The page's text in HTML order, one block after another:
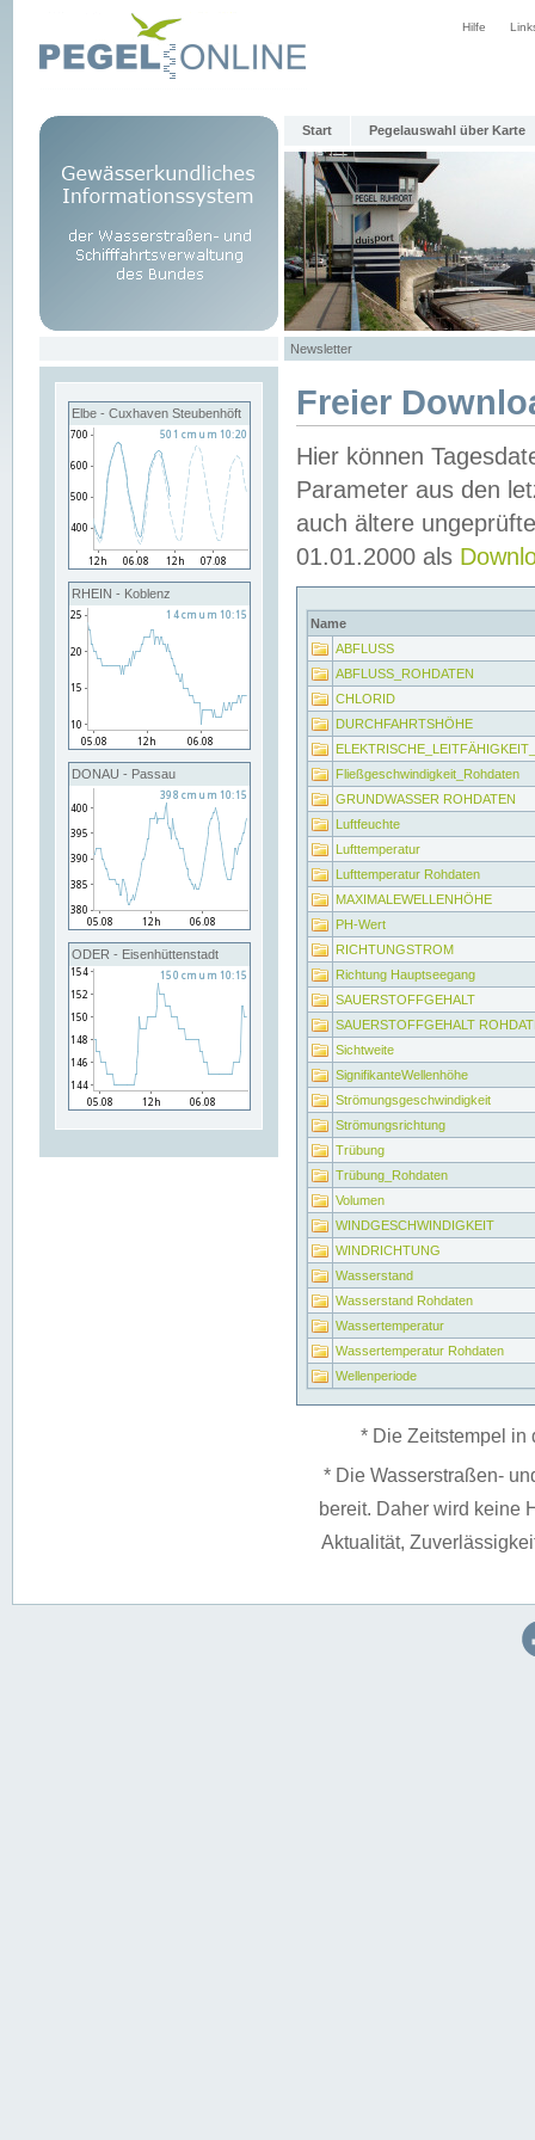
Hilfe
Start Pegelauswahl über Karte
Newsletter
Elbe - Cuxhaven Steubenhöft
RHEIN - Koblenz
DONAU - Passau
ODER - Eisenhüttenstadt
Freier
Hier können
Parameter aus den
auch ältere
01.01.2000 als
Name
ABFLUSS
ABFLUSS_ROHDATEN
CHLORID
DURCHFAHRTSHÖHE
Fließgeschwindigkeit_Rohdaten
GRUNDWASSER ROHDATEN
Luftfeuchte
Lufttemperatur
Lufttemperatur Rohdaten
MAXIMALEWELLENHÖHE
PH-Wert
RICHTUNGSTROM
Richtung Hauptseegang
SAUERSTOFFGEHALT
SAUERSTOFFGEHALT
Sichtweite
SignifikanteWellenhöhe
Strömungsgeschwindigkeit
Strömungsrichtung
Trübung
Trübung_Rohdaten
Volumen
WINDGESCHWINDIGKEIT
WINDRICHTUNG
Wasserstand
Wasserstand Rohdaten
Wassertemperatur
Wassertemperatur Rohdaten
Wellenperiode
* Die Zeitstempel in
* Die Wasserstraßen-
bereit. Daher wird keine
Aktualität,